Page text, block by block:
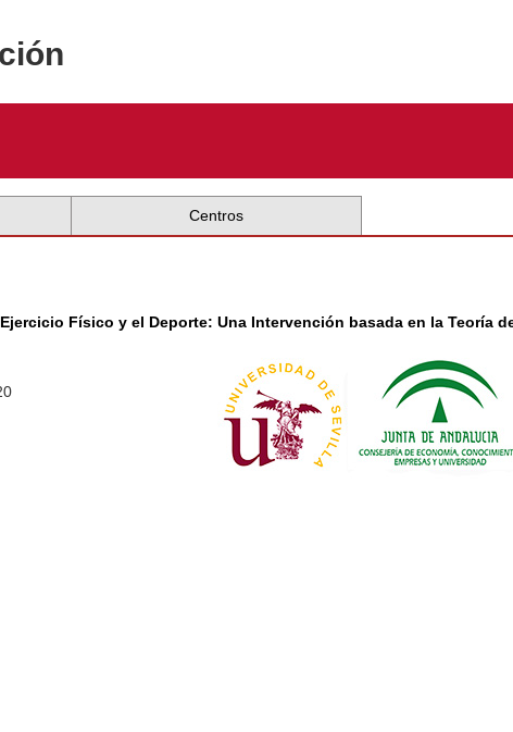
Centros
Físico y el Deporte: Una Intervención basada en la Teoría